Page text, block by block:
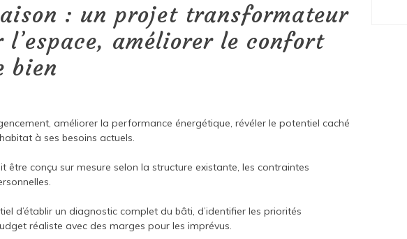
: un projet transformateur
l’espace, améliorer le confort
bien
améliorer la performance énergétique, révéler le potentiel caché
à ses besoins actuels.
être conçu sur mesure selon la structure existante, les contraintes
d’établir un diagnostic complet du bâti, d’identifier les priorités
réaliste avec des marges pour les imprévus.